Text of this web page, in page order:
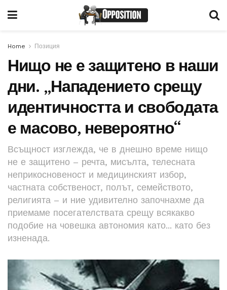
Home Позиция
Нищо не е защитено в наши
дни. „Нападението срещу
идентичността и свободата
е масово, невероятно“
Всъщност изглежда, че в днешно време нищо
не е защитено – речта, мисълта, телесната
неприкосновеност и медицинският избор,
частната собственост, полът, семейството,
религията – и ние удивително започнахме да
приемаме посегателствата срещу всякакво
подобие на човешка автономия като... като без
изненада.